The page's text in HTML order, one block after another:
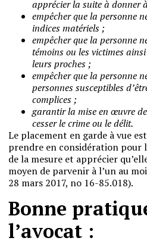
apprécier la suite à donner
empêcher que la personne
indices matériels ;
empêcher que la personne
témoins ou les victimes
leurs proches ;
empêcher que la personne
personnes susceptibles
complices ;
garantir la mise en œuvre
cesser le crime ou le délit.
Le placement en garde à vue
prendre en considération pour
de la mesure et apprécier
moyen de parvenir à l’un au
28 mars 2017, no 16-85.018).
Bonne
l’avocat :